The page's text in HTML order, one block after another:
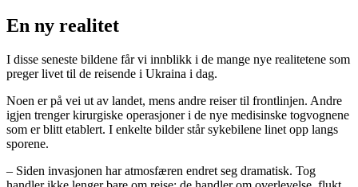
En ny realitet
I disse seneste bildene får vi innblikk i de mange nye realitetene som
preger livet til de reisende i Ukraina i dag.
Noen er på vei ut av landet, mens andre reiser til frontlinjen. Andre
igjen trenger kirurgiske operasjoner i de nye medisinske togvognene
som er blitt etablert. I enkelte bilder står sykebilene linet opp langs
sporene.
– Siden invasjonen har atmosfæren endret seg dramatisk. Tog